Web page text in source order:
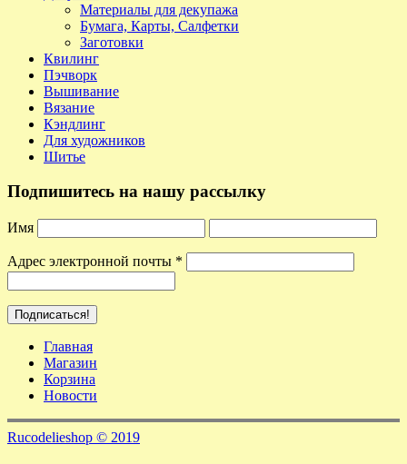
Материалы для декупажа
Бумага, Карты, Салфетки
Заготовки
Квилинг
Пэчворк
Вышивание
Вязание
Кэндлинг
Для художников
Шитье
Подпишитесь на нашу рассылку
Имя
Адрес электронной почты *
Главная
Магазин
Корзина
Новости
Rucodelieshop © 2019